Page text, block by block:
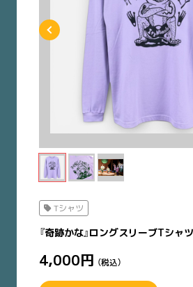
Tシャツ
『奇跡かな』ロングスリーブTシ
4,000円 （税込）